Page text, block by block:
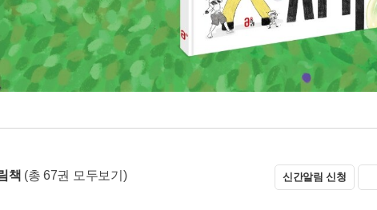
책 (총 67권 모두보기) 신간알림 신청